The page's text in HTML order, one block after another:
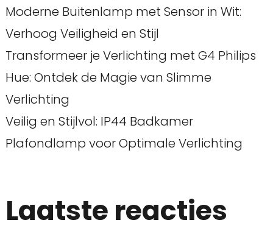
Moderne Buitenlamp met Sensor in Wit:
Verhoog Veiligheid en Stijl
Transformeer je Verlichting met G4 Philips
Hue: Ontdek de Magie van Slimme
Verlichting
Veilig en Stijlvol: IP44 Badkamer
Plafondlamp voor Optimale Verlichting
Laatste reacties